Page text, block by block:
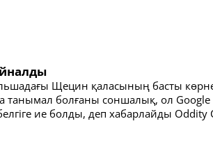
Щецин қаласының басты
болғаны соншалық, ол Google
ие болды, деп хабарлайды Oddity